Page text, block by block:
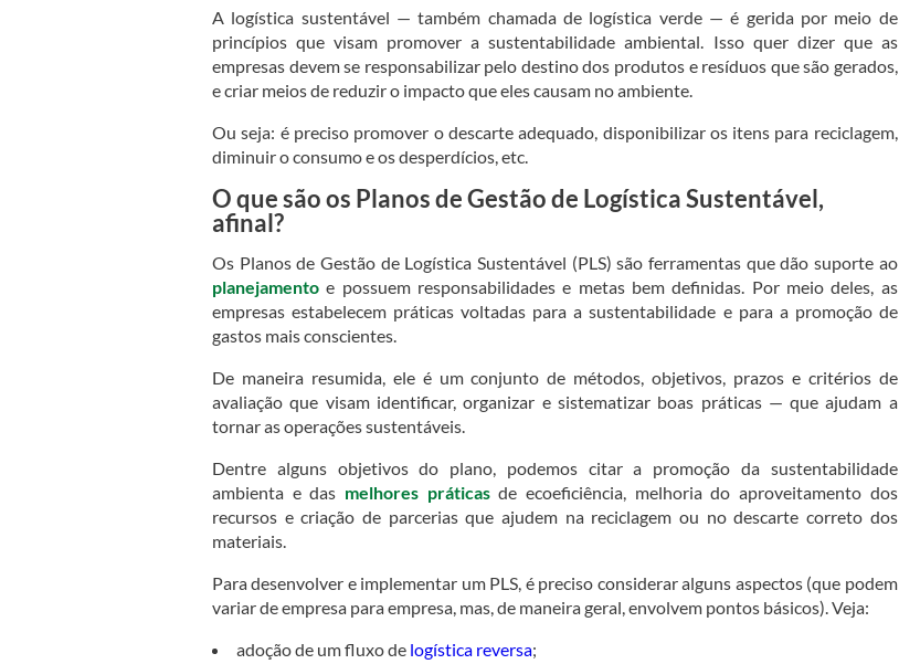
A logística sustentável — também chamada de logística verde — é gerida por meio de
princípios que visam promover a sustentabilidade ambiental. Isso quer dizer que as
empresas devem se responsabilizar pelo destino dos produtos e resíduos que são gerados,
e criar meios de reduzir o impacto que eles causam no ambiente.
Ou seja: é preciso promover o descarte adequado, disponibilizar os itens para reciclagem,
diminuir o consumo e os desperdícios, etc.
O que são os Planos de Gestão de Logística Sustentável,
afinal?
Os Planos de Gestão de Logística Sustentável (PLS) são ferramentas que dão suporte ao
planejamento e possuem responsabilidades e metas bem definidas. Por meio deles, as
empresas estabelecem práticas voltadas para a sustentabilidade e para a promoção de
gastos mais conscientes.
De maneira resumida, ele é um conjunto de métodos, objetivos, prazos e critérios de
avaliação que visam identificar, organizar e sistematizar boas práticas — que ajudam a
tornar as operações sustentáveis.
Dentre alguns objetivos do plano, podemos citar a promoção da sustentabilidade
ambienta e das melhores práticasde ecoeficiência, melhoria do aproveitamento dos
recursos e criação de parcerias que ajudem na reciclagem ou no descarte correto dos
materiais.
Para desenvolver e implementar um PLS, é preciso considerar alguns aspectos (que podem
variar de empresa para empresa, mas, de maneira geral, envolvem pontos básicos). Veja:
adoção de um fluxo de logística reversa;